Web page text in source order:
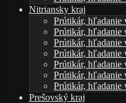
Nitriansky kraj
Prútikár, hľadanie
Prútikár, hľadanie
Prútikár, hľadanie
Prútikár, hľadanie
Prútikár, hľadanie
Prútikár,
Prútikár, hľadanie
Prešovský kraj